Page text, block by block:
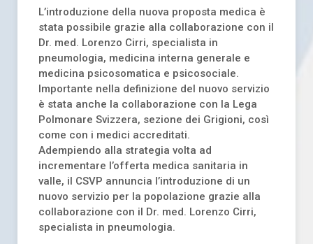
L’introduzione della nuova proposta medica è
stata possibile grazie alla collaborazione con il
Dr. med. Lorenzo Cirri, specialista in
pneumologia, medicina interna generale e
medicina psicosomatica e psicosociale.
Importante nella definizione del nuovo servizio
è stata anche la collaborazione con la Lega
Polmonare Svizzera, sezione dei Grigioni, così
come con i medici accreditati.
Adempiendo alla strategia volta ad
incrementare l’offerta medica sanitaria in
valle, il CSVP annuncia l’introduzione di un
nuovo servizio per la popolazione grazie alla
collaborazione con il Dr. med. Lorenzo Cirri,
specialista in pneumologia.